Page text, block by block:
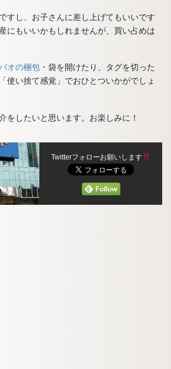
すし、お子さんに差し上げてもいいです
にもいいかもしれませんが、買い占めは
オの梱包 ・袋を開けたり、タグを切った
使い捨て感覚」でおひとついかがでしょ
をしたいと思います。お楽しみに！
Twitterフォローお願いします